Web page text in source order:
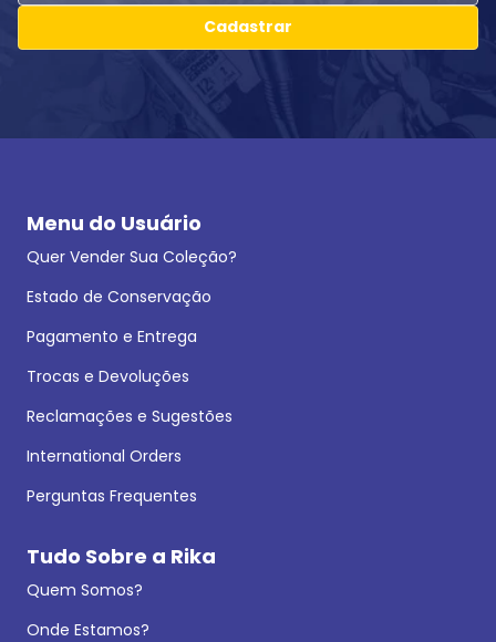
Cadastrar
Menu do Usuário
Quer Vender Sua Coleção?
Estado de Conservação
Pagamento e Entrega
Trocas e Devoluções
Reclamações e Sugestões
International Orders
Perguntas Frequentes
Tudo Sobre a Rika
Quem Somos?
Onde Estamos?